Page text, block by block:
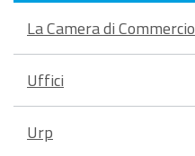
La Camera di Commercio
Uffici
Urp